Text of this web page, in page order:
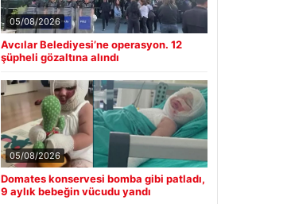
05/08/2026
Avcılar Belediyesi’ne operasyon. 12
şüpheli gözaltına alındı
05/08/2026
Domates konservesi bomba gibi patladı,
9 aylık bebeğin vücudu yandı